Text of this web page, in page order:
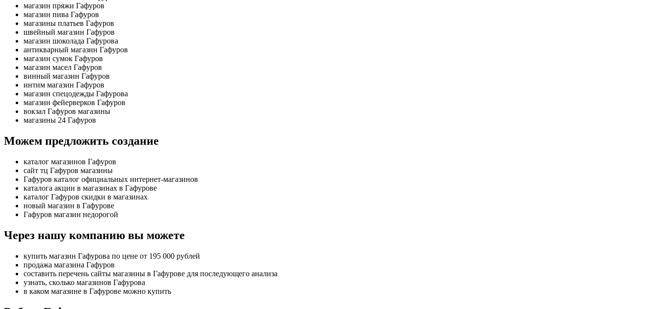
магазин пряжи Гафуров
магазин пива Гафуров
магазины платьев Гафуров
швейный магазин Гафуров
магазин шоколада Гафурова
антикварный магазин Гафуров
магазин сумок Гафуров
магазин масел Гафуров
винный магазин Гафуров
интим магазин Гафуров
магазин спецодежды Гафурова
магазин фейерверков Гафуров
вокзал Гафуров магазины
магазины 24 Гафуров
Можем предложить создание
каталог магазинов Гафуров
сайт тц Гафуров магазины
Гафуров каталог официальных интернет-магазинов
каталога акции в магазинах в Гафурове
каталог Гафуров скидки в магазинах
новый магазин в Гафурове
Гафуров магазин недорогой
Через нашу компанию вы можете
купить магазин Гафурова по цене от 195 000 рублей
продажа магазина Гафуров
составить перечень сайты магазины в Гафурове для последующего анализа
узнать, сколько магазинов Гафурова
в каком магазине в Гафурове можно купить